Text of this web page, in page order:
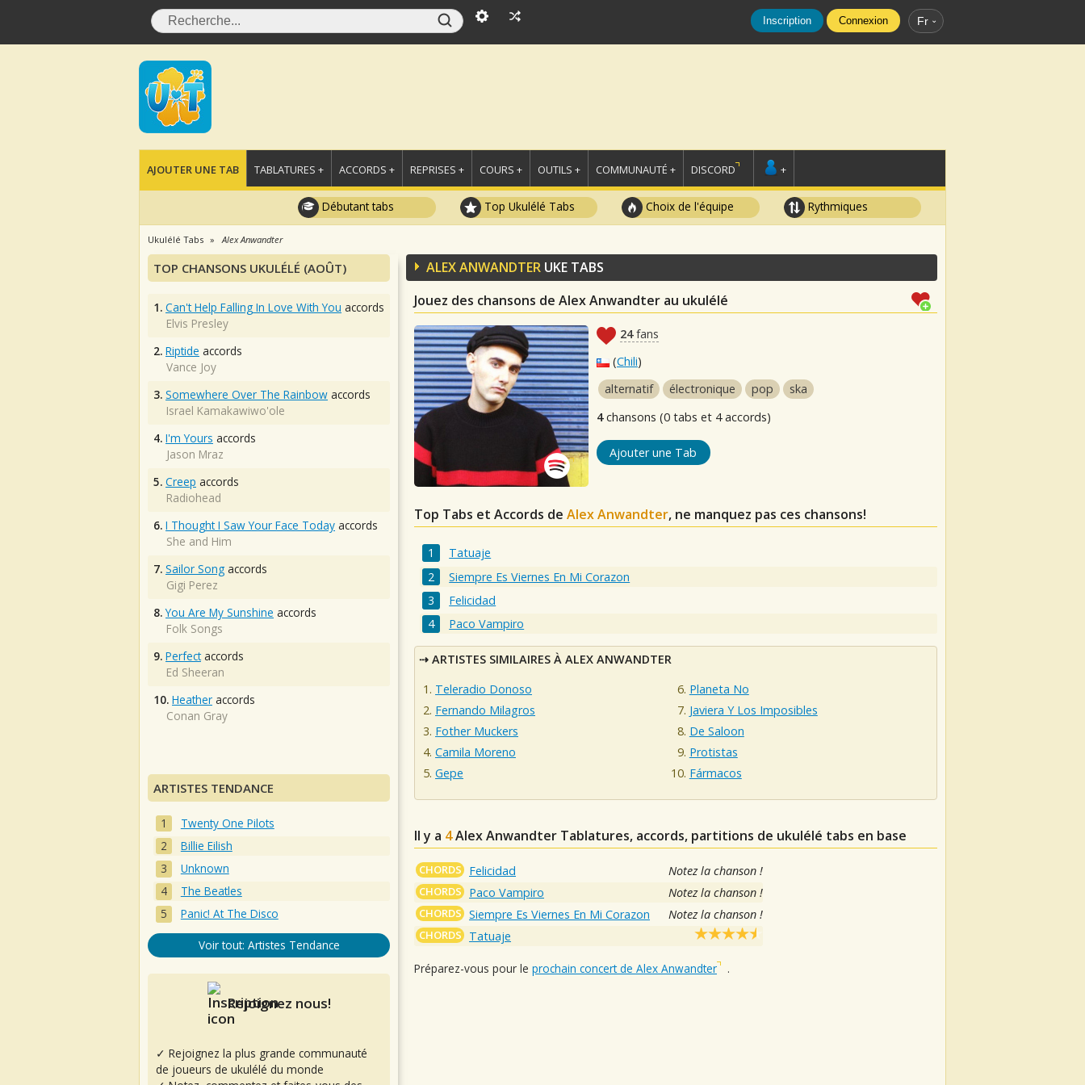
Inscription Connexion Fr
AJOUTER UNE TAB TABLATURES + ACCORDS + REPRISES + COURS + OUTILS + COMMUNAUTÉ + DISCORD +
Débutant tabs Top Ukulélé Tabs Choix de l'équipe Rythmiques
Ukulélé Tabs Alex Anwandter
ALEX ANWANDTER UKE TABS
Jouez des chansons de Alex Anwandter au ukulélé
24fans
(Chili)
alternatif
électronique pop
ska
4chansons (0 tabs et 4 accords)
Ajouter une Tab
Top Tabs et Accords de Alex Anwandter, ne manquez pas ces chansons!
Tatuaje
Siempre Es Viernes En Mi Corazon
Felicidad
Paco Vampiro
ARTISTES SIMILAIRES À ALEX ANWANDTER
Teleradio Donoso
Fernando Milagros
Fother Muckers
Camila Moreno
Gepe
Planeta No
Javiera Y Los Imposibles
De Saloon
Protistas
Fármacos
Il y a 4Alex Anwandter Tablatures, accords, partitions de ukulélé tabs en base
CHORDS Felicidad Notez la chanson !
CHORDS Paco Vampiro Notez la chanson !
CHORDS Siempre Es Viernes En Mi Corazon Notez la chanson !
CHORDS Tatuaje
Préparez-vous pour le prochain concert de Alex Anwandter .
TOP CHANSONS UKULÉLÉ (AOÛT)
1. Can't Help Falling In Love With You accords
Elvis Presley
2. Riptide accords
Vance Joy
3. Somewhere Over The Rainbow accords
Israel Kamakawiwo'ole
4. I'm Yours accords
Jason Mraz
5. Creep accords
Radiohead
6. I Thought I Saw Your Face Today accords
She and Him
7. Sailor Song accords
Gigi Perez
8. You Are My Sunshine accords
Folk Songs
9. Perfectaccords
Ed Sheeran
10. Heather accords
Conan Gray
ARTISTES TENDANCE
Twenty One Pilots
Billie Eilish
Unknown
The Beatles
Panic! At The Disco
Voir tout: Artistes Tendance
Rejoignez nous!
✓ Rejoignez la plus grande communauté
de joueurs de ukulélé du monde